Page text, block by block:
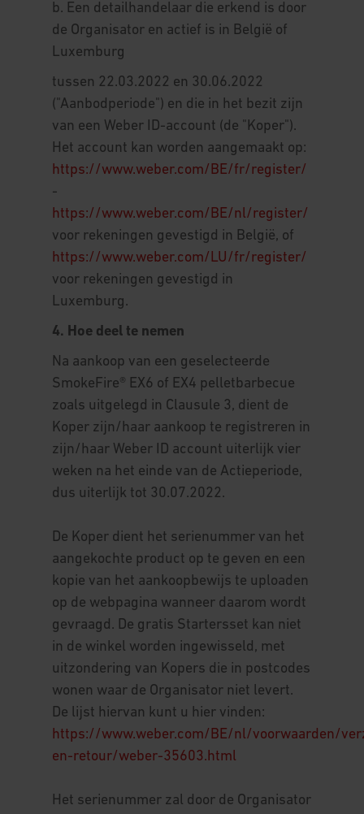
b. Een detailhandelaar die erkend is door
de Organisator en actief is in België of
Luxemburg
tussen 22.03.2022 en 30.06.2022
("Aanbodperiode") en die in het bezit zijn
van een Weber ID-account (de "Koper").
Het account kan worden aangemaakt op:
https://www.weber.com/BE/fr/register/
-
https://www.weber.com/BE/nl/register/
voor rekeningen gevestigd in België, of
https://www.weber.com/LU/fr/register/
voor rekeningen gevestigd in
Luxemburg.
4. Hoe deel te nemen
Na aankoop van een geselecteerde
SmokeFire® EX6 of EX4 pelletbarbecue
zoals uitgelegd in Clausule 3, dient de
Koper zijn/haar aankoop te registreren in
zijn/haar Weber ID account uiterlijk vier
weken na het einde van de Actieperiode,
dus uiterlijk tot 30.07.2022.
De Koper dient het serienummer van het
aangekochte product op te geven en een
kopie van het aankoopbewijs te uploaden
op de webpagina wanneer daarom wordt
gevraagd. De gratis Startersset kan niet
in de winkel worden ingewisseld, met
uitzondering van Kopers die in postcodes
wonen waar de Organisator niet levert.
De lijst hiervan kunt u hier vinden:
https://www.weber.com/BE/nl/voorwaarden/
en-retour/weber-35603.html
Het serienummer zal door de Organisator